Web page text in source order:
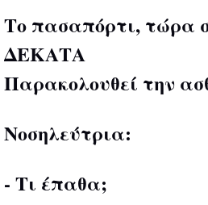
Το πασαπόρτι, τώρα
ΔΕΚΑΤΑ
Παρακολουθεί την
Νοσηλεύτρια:
- Τι έπαθα;